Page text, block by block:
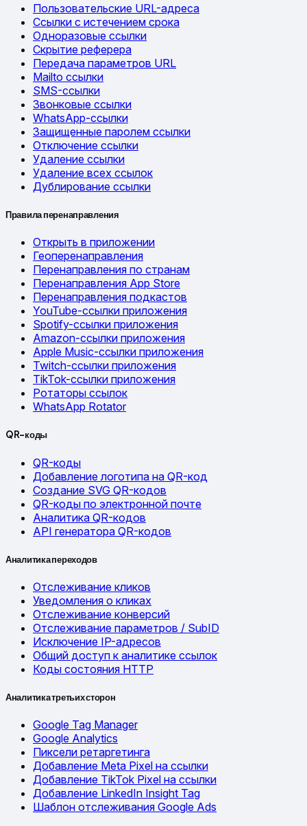
Пользовательские URL-адреса
Ссылки с истечением срока
Одноразовые ссылки
Скрытие реферера
Передача параметров URL
Mailto ссылки
SMS-ссылки
Звонковые ссылки
WhatsApp-ссылки
Защищенные паролем ссылки
Отключение ссылки
Удаление ссылки
Удаление всех ссылок
Дублирование ссылки
Правила перенаправления
Открыть в приложении
Геоперенаправления
Перенаправления по странам
Перенаправления App Store
Перенаправления подкастов
YouTube-ссылки приложения
Spotify-ссылки приложения
Amazon-ссылки приложения
Apple Music-ссылки приложения
Twitch-ссылки приложения
TikTok-ссылки приложения
Ротаторы ссылок
WhatsApp Rotator
QR-коды
QR-коды
Добавление логотипа на QR-код
Создание SVG QR-кодов
QR-коды по электронной почте
Аналитика QR-кодов
API генератора QR-кодов
Аналитика переходов
Отслеживание кликов
Уведомления о кликах
Отслеживание конверсий
Отслеживание параметров / SubID
Исключение IP-адресов
Общий доступ к аналитике ссылок
Коды состояния HTTP
Аналитика третьих сторон
Google Tag Manager
Google Analytics
Пиксели ретаргетинга
Добавление Meta Pixel на ссылки
Добавление TikTok Pixel на ссылки
Добавление LinkedIn Insight Tag
Шаблон отслеживания Google Ads